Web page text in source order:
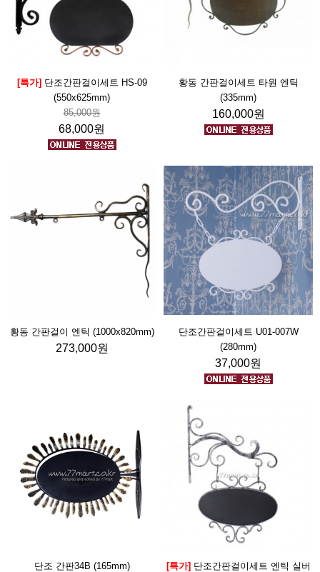
[특가] 단조간판걸이세트 HS-09
(550x625mm)
85,000원
68,000원
황동 간판걸이세트 타원 엔틱
(335mm)
160,000원
황동 간판걸이 엔틱 (1000x820mm)
273,000원
단조간판걸이세트 U01-007W
(280mm)
37,000원
단조 간판34B (165mm) [특가] 단조간판걸이세트 엔틱 실버